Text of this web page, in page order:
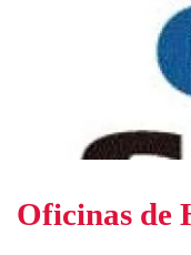
Oficinas de